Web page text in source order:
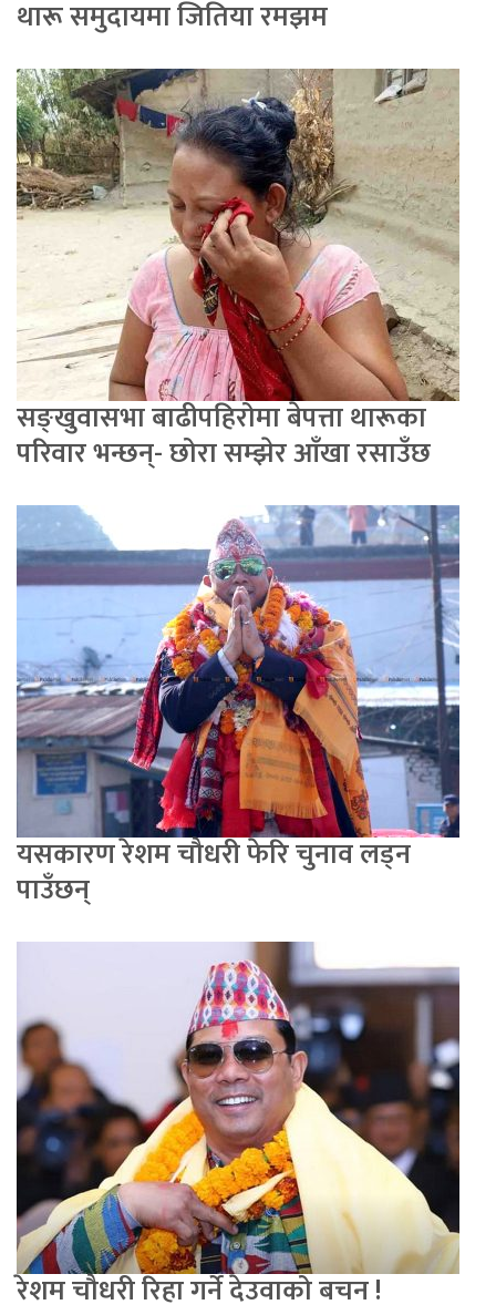
थारू समुदायमा जितिया रमझम
सङ्खुवासभा बाढीपहिरोमा बेपत्ता थारूका
परिवार भन्छन्- छोरा सम्झेर आँखा रसाउँछ
यसकारण रेशम चौधरी फेरि चुनाव लड्न
पाउँछन्
रेशम चौधरी रिहा गर्ने देउवाको बचन !